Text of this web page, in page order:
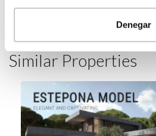
Denegar
garage 43,79
Similar Properties